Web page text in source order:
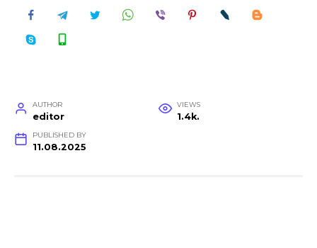
AUTHOR
editor
VIEWS
1.4k.
PUBLISHED BY
11.08.2025